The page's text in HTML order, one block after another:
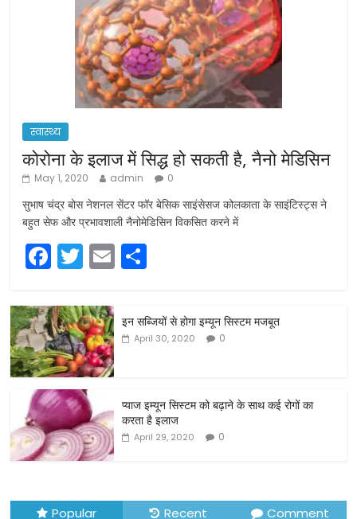
स्वास्थ्य
कोरोना के इलाज में सिद्ध हो सकती है, नैनो मेडिसिन
May 1, 2020 admin 0
सुभाष चंद्र बोस नेशनल सेंटर फॉर बेसिक साइंसेसज कोलकाता के साइंटिस्ट्स ने
बहुत सेफ और प्रभावशाली नैनोमेडिसिन विकसित करने में
F
a
c
e
b
o
o
k
T
w
itt
er
E
m
ar
e
इन सब्जियों से होगा इम्यून सिस्टम मजबूत
April 30, 2020 0
प्याज इम्यून सिस्टम को बढ़ाने के साथ कई रोगों का
करता है इलाज
April 29, 2020 0
Popular Recent Comment